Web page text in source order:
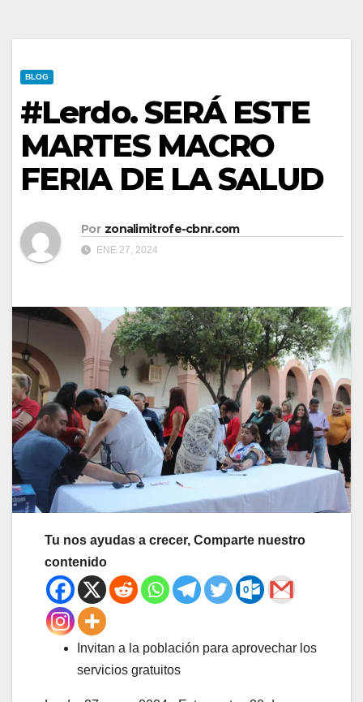
BLOG
#Lerdo. SERÁ ESTE
MARTES MACRO
FERIA DE LA SALUD
Por zonalimitrofe-cbnr.com
ENE 27, 2024
Tu nos ayudas a crecer, Comparte nuestro
contenido
Invitan a la población para aprovechar los
servicios gratuitos